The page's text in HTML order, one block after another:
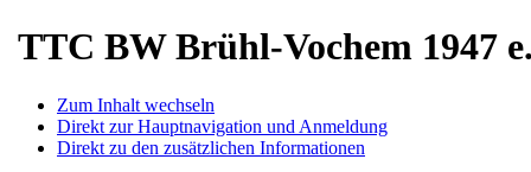
TTC BW Brühl-Vochem 1947
Zum Inhalt wechseln
Direkt zur Hauptnavigation und Anmeldung
Direkt zu den zusätzlichen Informationen